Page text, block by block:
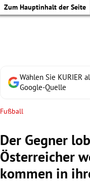
Zum Hauptinhalt der Seite
Wählen Sie KURIER
Google-Quelle
Fußball
Der Gegner
Österreicher
kommen in